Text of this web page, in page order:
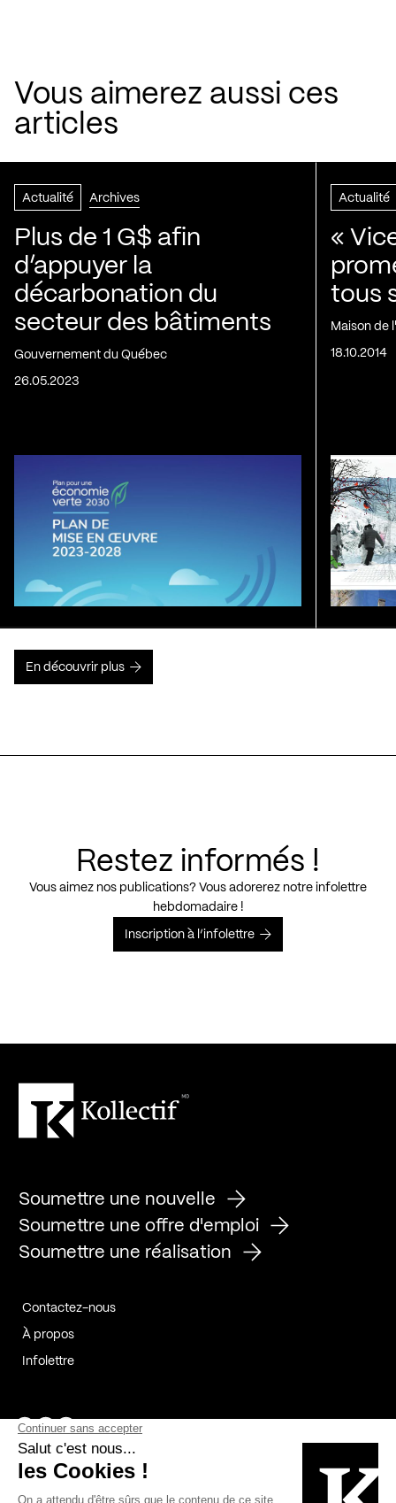
Vous aimerez aussi ces
articles
Actualité Archives
Plus de 1 G$ afin
d’appuyer la
décarbonation du
secteur des bâtiments
Gouvernement du Québec
26.05.2023
Actualité
«
tous
Maison de
18.10.2014
En découvrir plus
Restez informés !
Vous aimez nos publications? Vous adorerez notre infolettre
hebdomadaire !
Inscription à l’infolettre
Soumettre une nouvelle
Soumettre une offre d'emploi
Soumettre une réalisation
Contactez-nous
À propos
Infolettre
Page Facebook de Kollectif
Page Instagram de Kollectif
Page Linkedin de Kollectif